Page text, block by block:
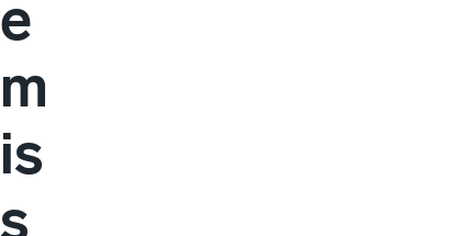
e
m
is
s